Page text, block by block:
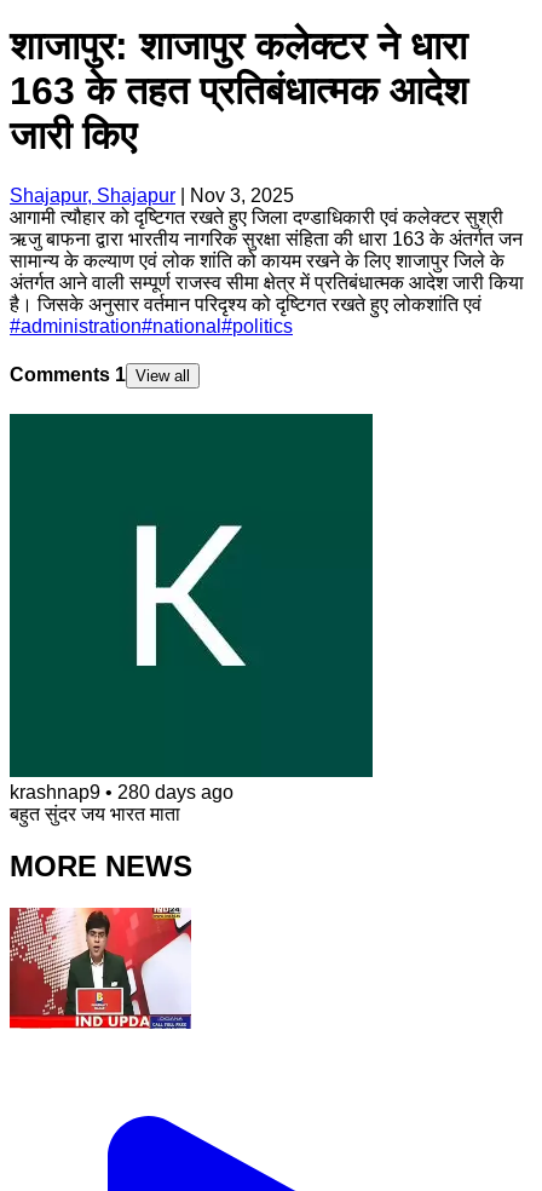
शाजापुर: शाजापुर कलेक्टर ने धारा
163 के तहत प्रतिबंधात्मक आदेश
जारी किए
Shajapur, Shajapur
Nov 3, 2025
आगामी त्यौहार को दृष्टिगत रखते हुए जिला दण्डाधिकारी एवं कलेक्टर सुश्री
ऋजु बाफना द्वारा भारतीय नागरिक सुरक्षा संहिता की धारा 163 के अंतर्गत जन
सामान्य के कल्याण एवं लोक शांति को कायम रखने के लिए शाजापुर जिले के
अंतर्गत आने वाली सम्पूर्ण राजस्व सीमा क्षेत्र में प्रतिबंधात्मक आदेश जारी किया
है। जिसके अनुसार वर्तमान परिदृश्य को दृष्टिगत रखते हुए लोकशांति एवं
#administration#national #politics
Comments 1 View all
krashnap9 • 280 days ago
बहुत सुंदर जय भारत माता
MORE NEWS